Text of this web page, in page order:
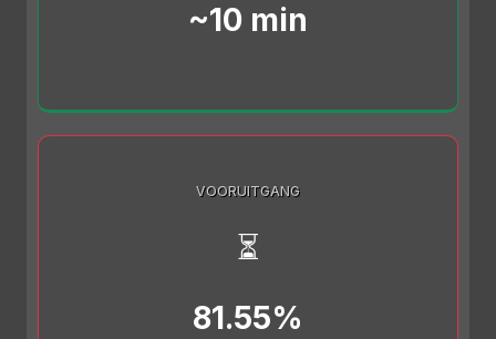
~10 min
VOORUITGANG
⏳
81.55%